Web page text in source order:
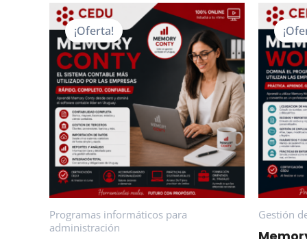
¡Oferta!
Programas informáticos para
administración
Gestión